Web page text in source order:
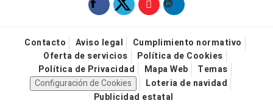
Contacto Aviso legal
Cumplimiento normativo
Oferta de servicios
Política de Cookies
Política de Privacidad
Mapa Web
Temas
Configuración de Cookies
Loteria de navidad
Publicidad estatal